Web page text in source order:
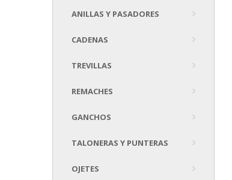
ANILLAS Y PASADORES
CADENAS
TREVILLAS
REMACHES
GANCHOS
TALONERAS Y PUNTERAS
OJETES